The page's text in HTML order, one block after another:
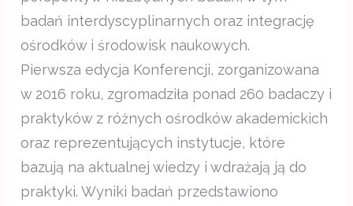
badań interdyscyplinarnych oraz integrację
ośrodków i środowisk naukowych.
Pierwsza edycja Konferencji, zorganizowana
w 2016 roku, zgromadziła ponad 260 badaczy i
praktyków z różnych ośrodków akademickich
oraz reprezentujących instytucje, które
bazują na aktualnej wiedzy i wdrażają ją do
praktyki. Wyniki badań przedstawiono